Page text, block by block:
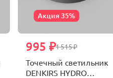
Акция 35%
1 515 ₽
995 ₽
Точечный светильник
DENKIRS HYDRO